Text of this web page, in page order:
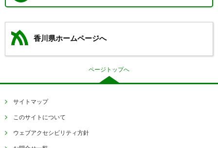
香川県ホームページへ
ページトップへ
サイトマップ
このサイトについて
ウェブアクセシビリティ方針